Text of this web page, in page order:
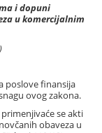
i dopuni
u komercijalnim
poslove finansija
ovog zakona.
se akti
obaveza u